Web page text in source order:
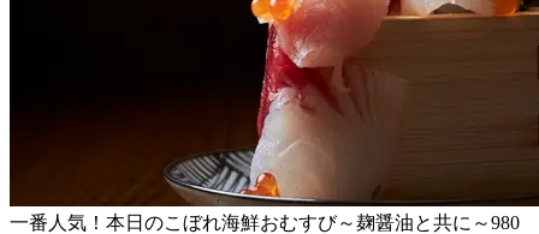
一番人気！本日のこぼれ海鮮おむすび～麹醤油と共に～980